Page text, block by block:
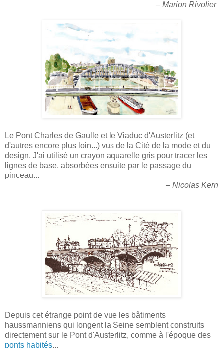
– Marion Rivolier
Le Pont Charles de Gaulle et le Viaduc d'Austerlitz (et
d'autres encore plus loin...) vus de la Cité de la mode et du
design. J'ai utilisé un crayon aquarelle gris pour tracer les
lignes de base, absorbées ensuite par le passage du
pinceau...
– Nicolas Kern
Depuis cet étrange point de vue les bâtiments
haussmanniens qui longent la Seine semblent construits
directement sur le Pont d'Austerlitz, comme à l'époque des
ponts habités...